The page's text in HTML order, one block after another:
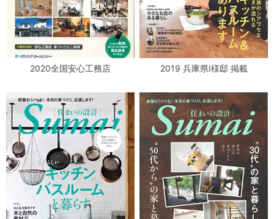
2020全国安心工務店 2019 兵庫県I様邸 掲載